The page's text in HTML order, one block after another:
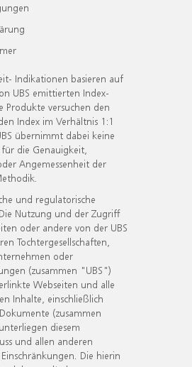
Indikationen basieren auf
UBS emittierten Index-
Produkte versuchen den
Index im Verhältnis 1:1
übernimmt dabei keine
die Genauigkeit,
Angemessenheit der
und regulatorische
Nutzung und der Zugriff
oder andere von der UBS
Tochtergesellschaften,
oder
(zusammen "UBS")
Webseiten und alle
Inhalte, einschließlich
(zusammen
diesem
und allen anderen
Die hierin